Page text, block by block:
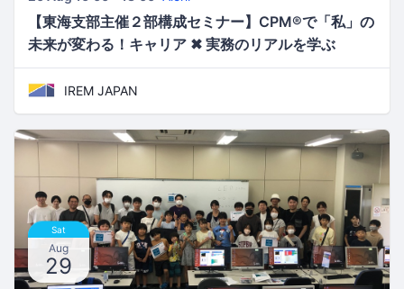
【東海支部主催２部構成セミナー】CPM®で「私」の
未来が変わる！キャリア ✖ 実務のリアルを学ぶ
IREM JAPAN
Sat
Aug
29